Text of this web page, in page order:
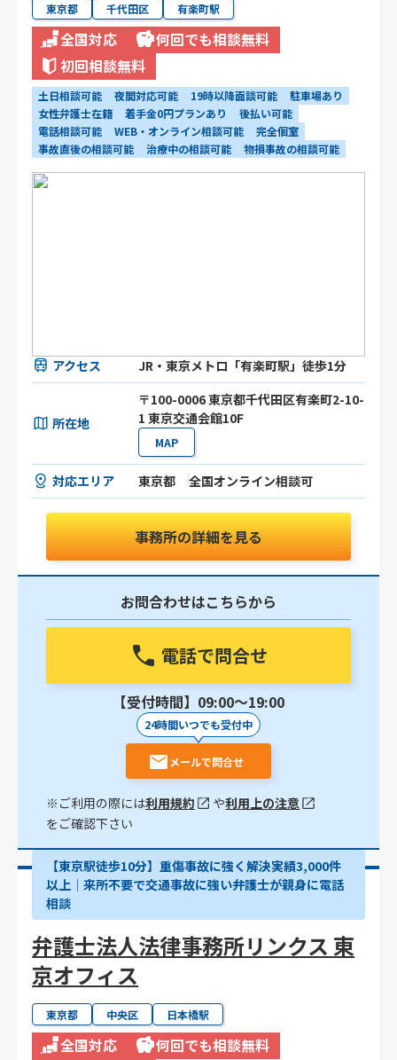
東京都 千代田区 有楽町駅
全国対応
何回でも相談無料
初回相談無料
土日相談可能 夜間対応可能 19時以降面談可能
駐車場あり
女性弁護士在籍
着手金0円プランあり
後払い可能
電話相談可能
WEB・オンライン相談可能
完全個室
事故直後の相談可能
治療中の相談可能 物損事故の相談可能
アクセス JR・東京メトロ「有楽町駅」徒歩1分
所在地
〒100-0006 東京都千代田区有楽町2-10-
1 東京交通会館10F
MAP
対応エリア 東京都 全国オンライン相談可
事務所の詳細を見る
お問合わせはこちらから
電話で問合せ
【受付時間】09:00〜19:00
24時間いつでも受付中
メールで問合せ
※ご利用の際には利用規約 や利用上の注意
をご確認下さい
【東京駅徒歩10分】重傷事故に強く解決実績3,000件
以上│来所不要で交通事故に強い弁護士が親身に電話
相談
弁護士法人法律事務所リンクス 東
京オフィス
東京都 中央区 日本橋駅
全国対応
何回でも相談無料